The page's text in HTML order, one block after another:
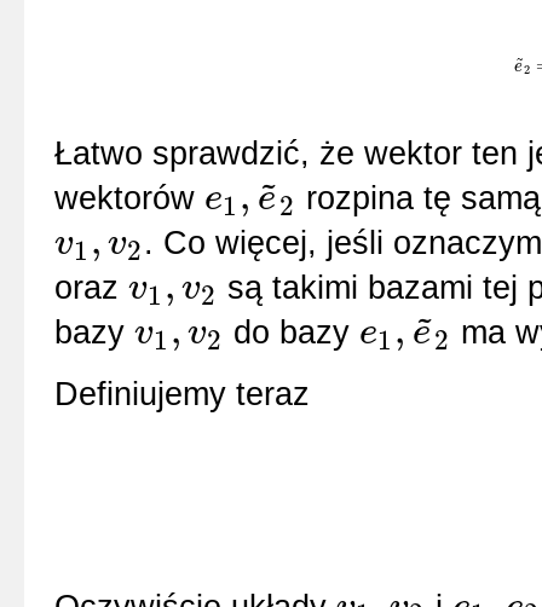
e
~
2
e~ 2
Łatwo sprawdzić, że wektor ten
wektorów e1 , e
~2
e1 2
rozpina tę
v1 , v2
v1,
. Co więcej, jeśli
oraz v1 , v2
v1,
są takimi bazami tej
bazy v1 , v2
v1, do bazy e1 , e
~2
e1 ~2
ma
Definiujemy teraz